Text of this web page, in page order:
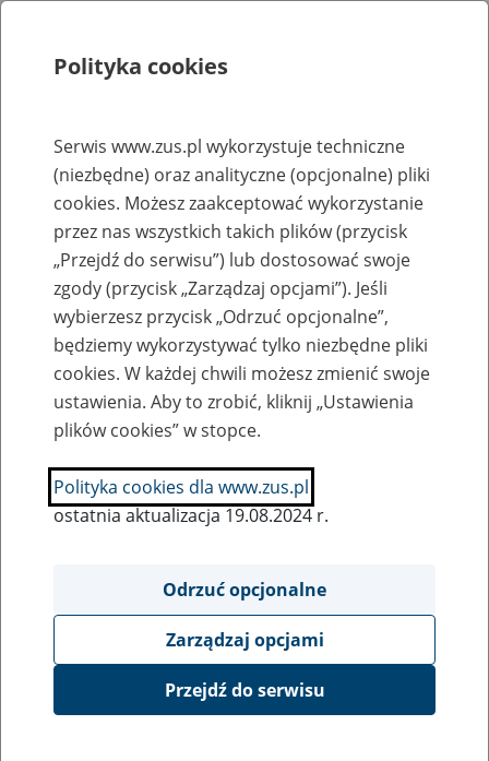
Rejestry, ewidencje i archiwa
Baza zlikwidowanych lub
przekształconych zakładów pracy
Nazwa zakładu pracy:
SZUKAJ
Ukryj wszystkie pozycje bazy
MADDRÓB, Przedsiębiorstwo
Polityka cookies
Serwis www.zus.pl wykorzystuje techniczne
(niezbędne) oraz analityczne (opcjonalne) pliki
cookies. Możesz zaakceptować wykorzystanie
przez nas wszystkich takich plików (przycisk
„Przejdź do serwisu”) lub dostosować swoje
zgody (przycisk „Zarządzaj opcjami”). Jeśli
wybierzesz przycisk „Odrzuć opcjonalne”,
będziemy wykorzystywać tylko niezbędne pliki
cookies. W każdej chwili możesz zmienić swoje
ustawienia. Aby to zrobić, kliknij „Ustawienia
plików cookies” w stopce.
Polityka cookies dla www.zus.pl
ostatnia aktualizacja 19.08.2024 r.
Odrzuć opcjonalne
Zarządzaj opcjami
Przejdź do serwisu